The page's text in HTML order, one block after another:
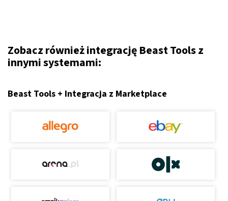
Zobacz również integrację Beast Tools z
innymi systemami:
Beast Tools + Integracja z Marketplace